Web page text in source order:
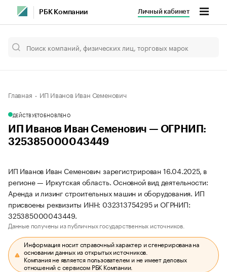
РБК Компании Личный кабинет
Главная ИП Иванов Иван Семенович
ДЕЙСТВУЕТОБНОВЛЕНО
ИП Иванов Иван Семенович — ОГРНИП:
325385000043449
ИП Иванов Иван Семенович зарегистрирован 16.04.2025, в
регионе — Иркутская область. Основной вид деятельности:
Аренда и лизинг строительных машин и оборудования. ИП
присвоены реквизиты ИНН: 032313754295 и ОГРНИП:
325385000043449.
Данные получены из публичных государственных источников.
Информация носит справочный характер и сгенерирована на
основании данных из открытых источников.
Компания не является пользователем и не имеет деловых
отношений с сервисом РБК Компании.